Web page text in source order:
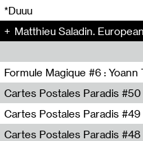
*Duuu
Matthieu Saladin. European Crisis Time
Formule Magique #6 :
Nathalie Lacroix,Yoann
Cartes Postales Paradis #50
Zoé Leroux
Cartes Postales Paradis #49
Aurore Portales
Cartes Postales Paradis #48
00
00